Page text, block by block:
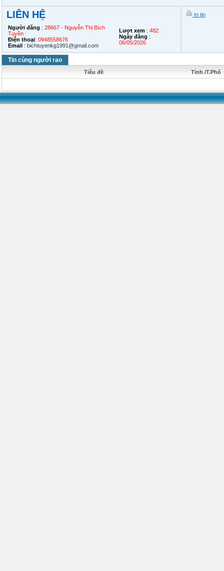
LIÊN HỆ
Người đăng : 28667 - Nguyễn Thị Bích
Tuyền
Điện thoại: 0948558676
Email : bichtuyenkg1991@gmail.com
Lượt xem : 482
Ngày đăng :
06/05/2026
In tin
Tin cùng người rao
Tiêu đề Tỉnh /T.Phố